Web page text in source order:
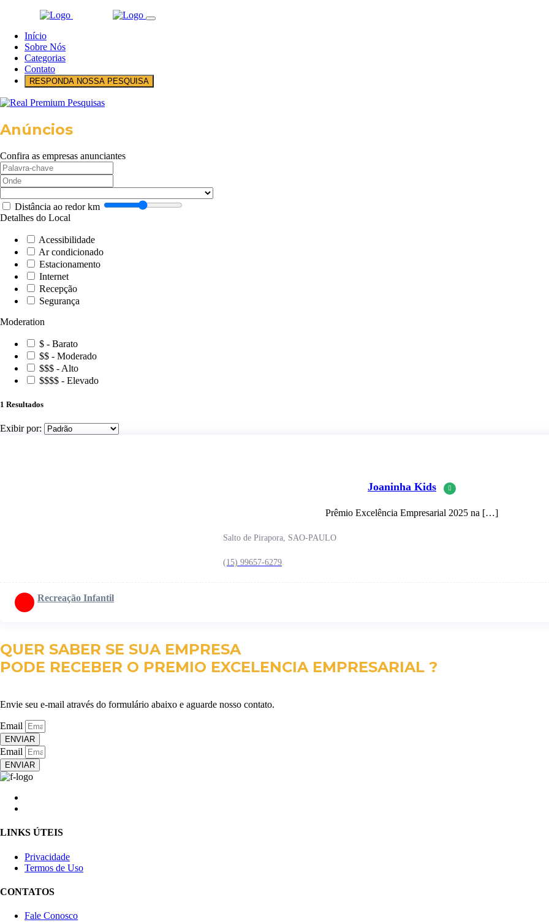
Início
Sobre Nós
Categorias
Contato
RESPONDA NOSSA PESQUISA
Anúncios
Confira as empresas anunciantes
Distância ao redorkm
Detalhes do Local
Acessibilidade
Ar condicionado
Estacionamento
Internet
Recepção
Segurança
Moderation
$ - Barato
$$ - Moderado
$$$ - Alto
$$$$ - Elevado
1 Resultados
Exibir por:
Joaninha Kids
Prêmio Excelência Empresarial 2025 na […]
Salto de Pirapora, SAO-PAULO
(15) 99657-6279
Recreação Infantil
QUER SABER SE SUA EMPRESA
PODE RECEBER O PREMIO EXCELENCIA EMPRESARIAL ?
Envie seu e-mail através do formulário abaixo e aguarde nosso contato.
Email
ENVIAR
Email
ENVIAR
LINKS ÚTEIS
Privacidade
Termos de Uso
CONTATOS
Fale Conosco